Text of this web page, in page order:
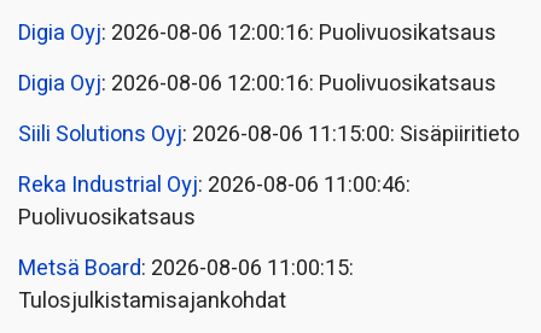
Digia Oyj: 2026-08-06 12:00:16: Puolivuosikatsaus
Digia Oyj: 2026-08-06 12:00:16: Puolivuosikatsaus
Siili Solutions Oyj: 2026-08-06 11:15:00: Sisäpiiritieto
Reka Industrial Oyj: 2026-08-06 11:00:46:
Puolivuosikatsaus
Metsä Board: 2026-08-06 11:00:15:
Tulosjulkistamisajankohdat